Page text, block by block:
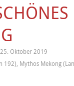
25. Oktober 2019
192), Mythos Mekong